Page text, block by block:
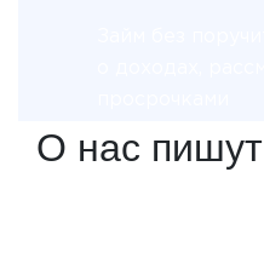
О нас пишут